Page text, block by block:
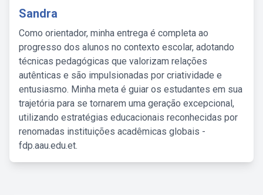
Sandra
Como orientador, minha entrega é completa ao
progresso dos alunos no contexto escolar, adotando
técnicas pedagógicas que valorizam relações
autênticas e são impulsionadas por criatividade e
entusiasmo. Minha meta é guiar os estudantes em sua
trajetória para se tornarem uma geração excepcional,
utilizando estratégias educacionais reconhecidas por
renomadas instituições acadêmicas globais -
fdp.aau.edu.et.